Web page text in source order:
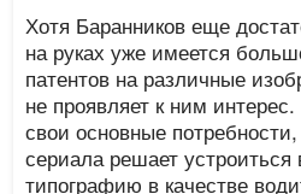
Хотя Баранников еще
на руках уже имеется
патентов на различные
не проявляет к ним
свои основные
сериала решает
типографию в качестве